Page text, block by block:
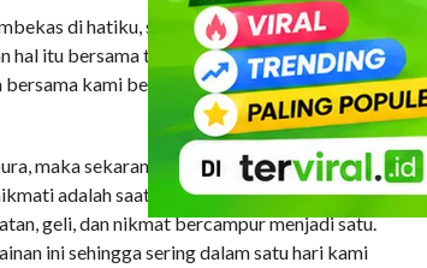
di hatiku, setelah kejadian itu setiap ada
hal itu bersama tanteku, bahkan pada suatu
kami bertiga (nanti lain waktu aku
maka sekarang kami sudah pintar saling
adalah saat spermaku memancar keluar,
geli, dan nikmat bercampur menjadi satu.
ini sehingga sering dalam satu hari kami